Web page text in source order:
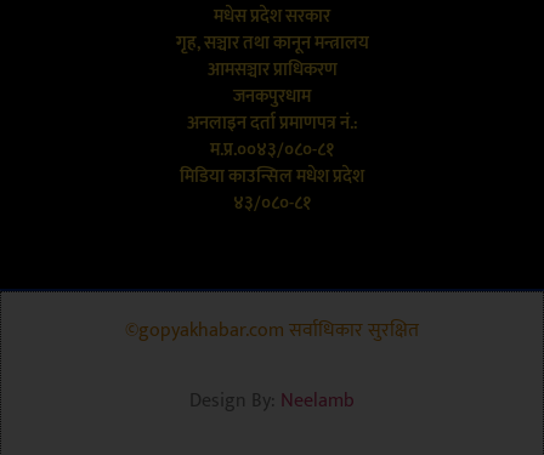
मधेस प्रदेश सरकार
गृह, सञ्चार तथा कानून मन्त्रालय
आमसञ्चार प्राधिकरण
जनकपुरधाम
अनलाइन दर्ता प्रमाणपत्र नं.:
म.प्र.००४३/०८०-८१
मिडिया काउन्सिल मधेश प्रदेश
४३/०८०-८१
©gopyakhabar.com सर्वाधिकार सुरक्षित
Design By: Neelamb